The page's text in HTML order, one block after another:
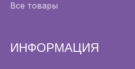
ИНФОРМАЦИЯ
Все товары